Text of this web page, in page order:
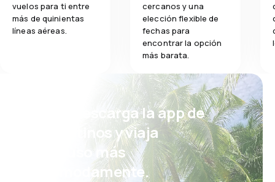
vuelos para ti entre
más de quinientas
líneas aéreas.
cercanos y una
elección flexible de
fechas para
encontrar la opción
más barata.
¡Eh! Descarga la app de
eDestinos y viaja
incluso más
cómodamente.